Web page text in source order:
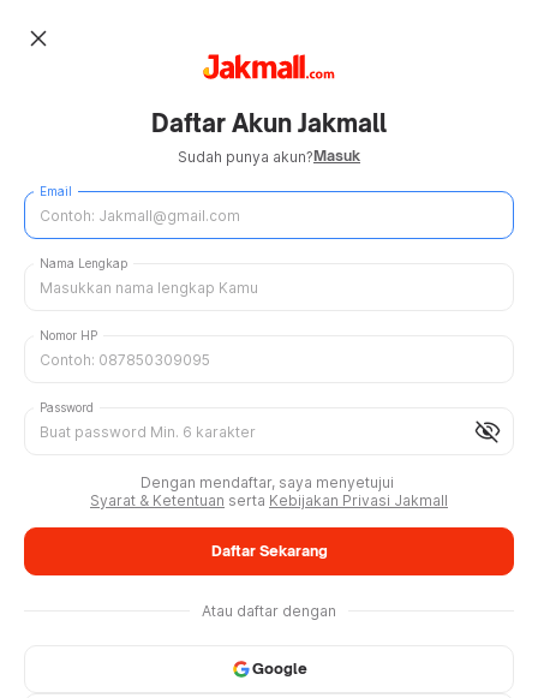
close
Daftar Akun Jakmall
Sudah punya akun?Masuk
Email
Nama Lengkap
Nomor HP
visibility_off
Password
Dengan mendaftar, saya menyetujui
Syarat & Ketentuan serta Kebijakan Privasi Jakmall
Daftar Sekarang
Atau daftar dengan
Google